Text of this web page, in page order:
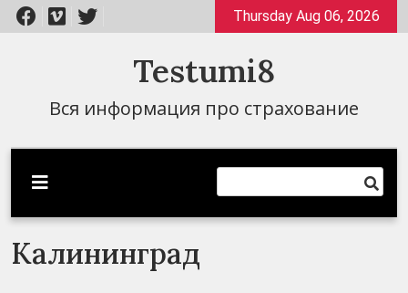
Перейти
к
Thursday Aug 06, 2026
Testumi8
Вся информация про страхование
Калининград